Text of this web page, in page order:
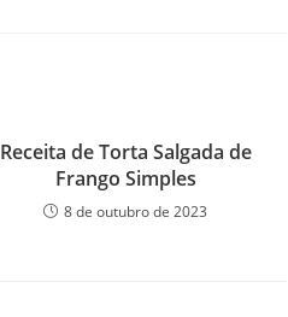
Receita de Torta Salgada de
Frango Simples
8 de outubro de 2023